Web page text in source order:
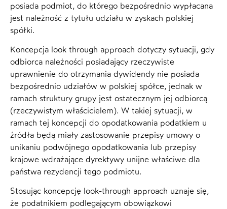
posiada podmiot, do którego bezpośrednio wypłacana
jest należność z tytułu udziału w zyskach polskiej
spółki.
Koncepcja look through approach dotyczy sytuacji, gdy
odbiorca należności posiadający rzeczywiste
uprawnienie do otrzymania dywidendy nie posiada
bezpośrednio udziałów w polskiej spółce, jednak w
ramach struktury grupy jest ostatecznym jej odbiorcą
(rzeczywistym właścicielem). W takiej sytuacji, w
ramach tej koncepcji do opodatkowania podatkiem u
źródła będą miały zastosowanie przepisy umowy o
unikaniu podwójnego opodatkowania lub przepisy
krajowe wdrażające dyrektywy unijne właściwe dla
państwa rezydencji tego podmiotu.
Stosując koncepcję look-through approach uznaje się,
że podatnikiem podlegającym obowiązkowi